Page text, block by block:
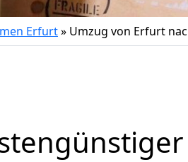
Erfurt» Umzug von Erfurt